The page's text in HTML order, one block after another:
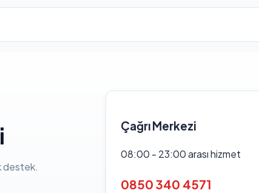
destek.
Çağrı Merkezi
08:00 - 23:00 arası hizmet
0850 340 4571